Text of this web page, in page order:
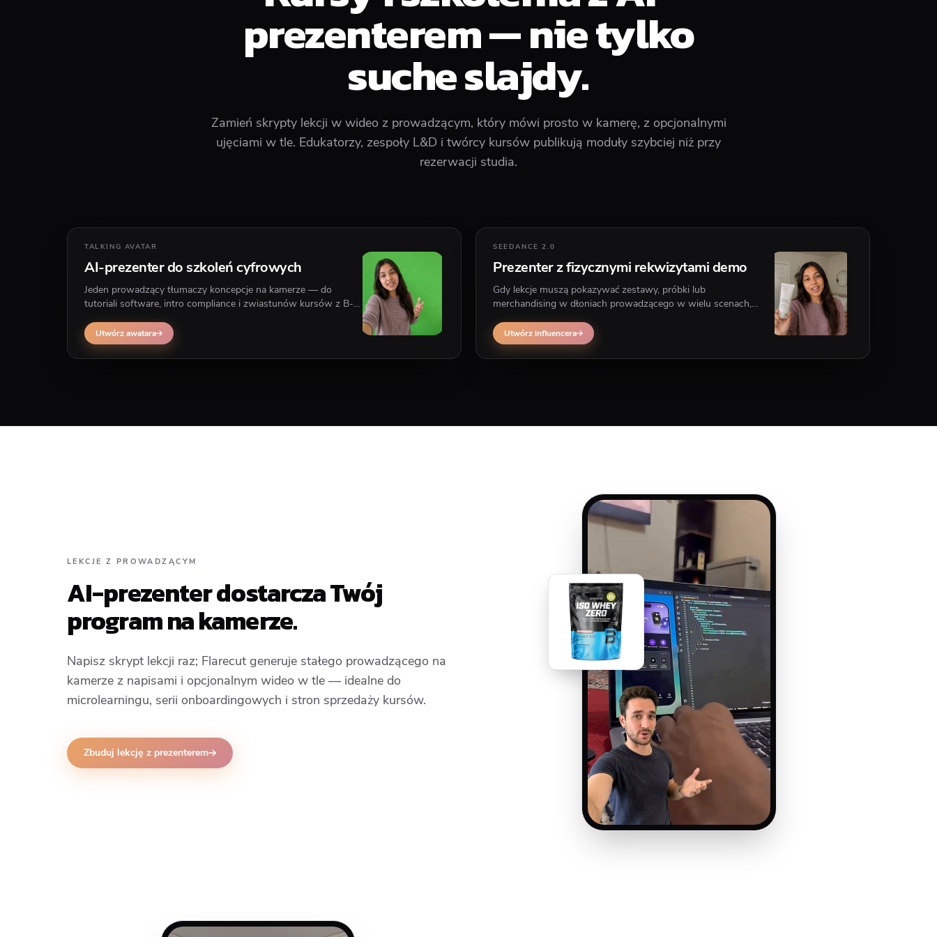
prezenterem — nie tylko
suche slajdy.
Zamień skrypty lekcji w wideo z prowadzącym, który mówi prosto w kamerę, z opcjonalnymi
ujęciami w tle. Edukatorzy, zespoły L&D i twórcy kursów publikują moduły szybciej niż przy
rezerwacji studia.
TALKING AVATAR
AI-prezenter do szkoleń cyfrowych
Jeden prowadzący tłumaczy koncepcje na kamerze — do
tutoriali software, intro compliance i zwiastunów kursów z B-
Utwórz awatara
SEEDANCE 2.0
Prezenter z fizycznymi rekwizytami demo
Gdy lekcje muszą pokazywać zestawy, próbki lub
merchandising w dłoniach prowadzącego w wielu scenach,
Utwórz influencera
LEKCJE Z PROWADZĄCYM
AI-prezenter dostarcza Twój
program na kamerze.
Napisz skrypt lekcji raz; Flarecut generuje stałego prowadzącego na
kamerze z napisami i opcjonalnym wideo w tle — idealne do
microlearningu, serii onboardingowych i stron sprzedaży kursów.
Zbuduj lekcję z prezenterem